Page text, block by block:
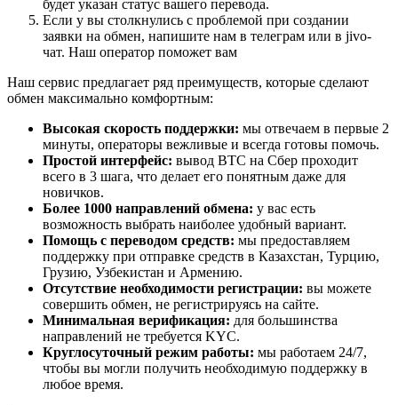
будет указан статус вашего перевода.
Если у вы столкнулись с проблемой при создании
заявки на обмен, напишите нам в телеграм или в jivo-
чат. Наш оператор поможет вам
Наш сервис предлагает ряд преимуществ, которые сделают
обмен максимально комфортным:
Высокая скорость поддержки: мы отвечаем в первые 2
минуты, операторы вежливые и всегда готовы помочь.
Простой интерфейс: вывод BTC на Сбер проходит
всего в 3 шага, что делает его понятным даже для
новичков.
Более 1000 направлений обмена: у вас есть
возможность выбрать наиболее удобный вариант.
Помощь с переводом средств: мы предоставляем
поддержку при отправке средств в Казахстан, Турцию,
Грузию, Узбекистан и Армению.
Отсутствие необходимости регистрации: вы можете
совершить обмен, не регистрируясь на сайте.
Минимальная верификация: для большинства
направлений не требуется KYC.
Круглосуточный режим работы: мы работаем 24/7,
чтобы вы могли получить необходимую поддержку в
любое время.